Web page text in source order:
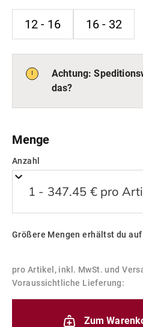
12 - 16 16 - 32
Achtung:
das?
Vertragsschluss (bei
nach dem Zeitpunkt deiner
Bitte teile uns eine
Abstellgenehmigung am
Weitere Informationen
Menge
Anzahl
1 - 347.45 € pro
Größere Mengen erhältst du auf
pro Artikel, inkl. MwSt. und
Voraussichtliche Lieferung:
Zum